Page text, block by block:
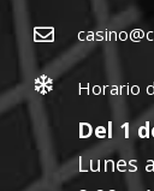
Horario
Del 1
Lunes